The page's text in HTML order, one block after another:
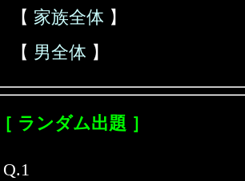
【 家族全体 】
【 男全体 】
［ ランダム出題 ］
Q.1